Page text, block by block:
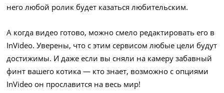
него любой ролик будет казаться любительским.
А когда видео готово, можно смело редактировать его в
InVideo. Уверены, что с этим сервисом любые цели будут
достижимы. И даже если вы сняли на камеру забавный
финт вашего котика — кто знает, возможно с опциями
InVideo он прославится на весь мир!